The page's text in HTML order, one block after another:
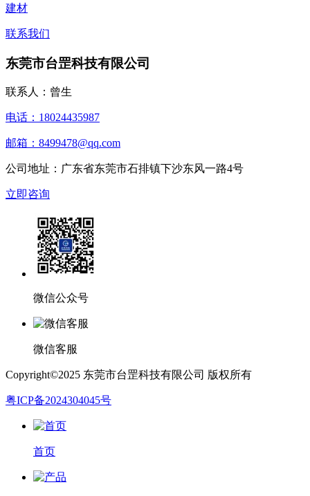
建材
联系我们
东莞市台罡科技有限公司
联系人：曾生
电话：18024435987
邮箱：8499478@qq.com
公司地址：广东省东莞市石排镇下沙东风一路4号
立即咨询
微信公众号
微信客服
Copyright©2025 东莞市台罡科技有限公司 版权所有
粤ICP备2024304045号
首页